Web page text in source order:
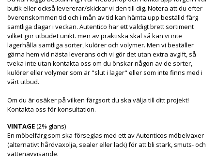
butik eller också levererar/skickar vi den till dig. Notera att du efter
överenskommen tid och i mån av tid kan hämta upp beställd färg
samtliga dagar i veckan. Autentico har ett väldigt brett sortiment
vilket gör utbudet unikt. men av praktiska skäl så kan vi inte
lagerhålla samtliga sorter, kulörer och volymer. Men vi beställer
gärna hem vid nästa leverans och vi gör det utan extra avgift, så
tveka inte utan kontakta oss om du önskar någon av de sorter,
kulörer eller volymer som är "slut i lager" eller som inte finns med i
vårt utbud.
Om du är osäker på vilken färgsort du ska välja till ditt projekt!
Kontakta oss för konsultation.
VINTAGE(2% glans)
En möbelfärg som ska förseglas med ett av Autenticos möbelvaxer
(alternativt hårdvaxolja, sealer eller lack) för att bli stark, smuts- och
vattenavvisande.